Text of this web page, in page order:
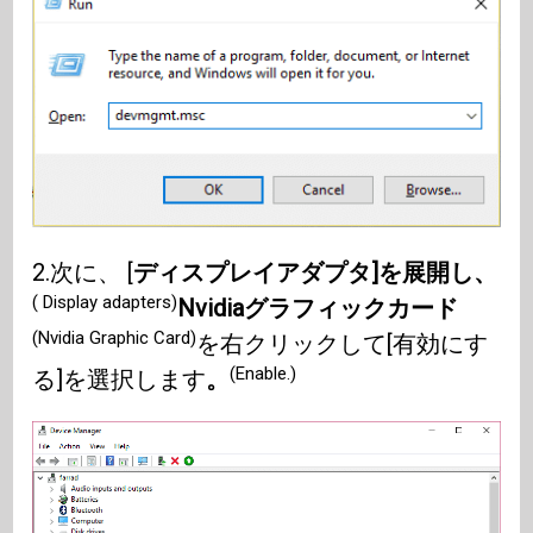
2.次に、 [ ディスプレイアダプタ]を展開し、
( Display adapters) Nvidiaグラフィックカード
(Nvidia Graphic Card)を右クリックして[有効にす
る]を選択します。(Enable.)